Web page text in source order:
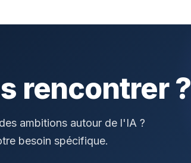
rencontrer ?
ambitions autour de l'IA ?
besoin spécifique.